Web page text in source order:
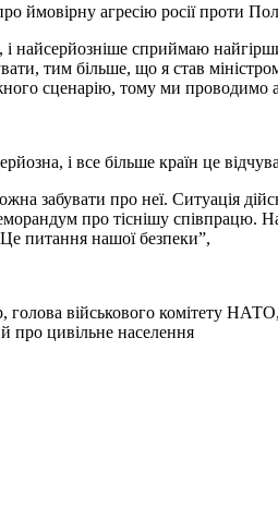
ймовірну агресію росії проти
найсерйозніше сприймаю
тим більше, що я став
сценарію, тому ми
і все більше країн це
забувати про неї. Ситуація
про тіснішу співпрацю.
питання нашої безпеки”,
голова військового комітету
про цивільне населення